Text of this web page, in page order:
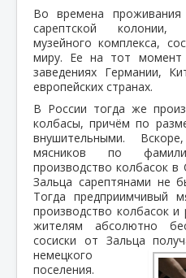
Во времена
сарептской колонии,
музейного комплекса,
миру. Ее на тот момент
заведениях Германии,
европейских странах.
В России тогда же
колбасы, причём по
внушительными.
мясников по
производство колбасок
Зальца сарептянами не
Тогда предприимчивый
производство колбасок
жителям абсолютно
сосиски от Зальца
немецкого
поселения.